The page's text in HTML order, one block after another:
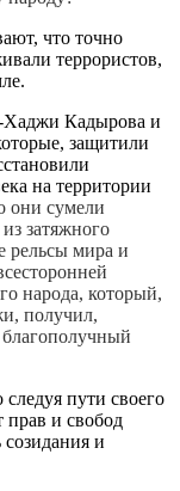
что точно
террористов,
Хаджи Кадырова и
защитили
на территории
они сумели
затяжного
рельсы мира и
народа, который,
получил,
пути своего
и свобод
и